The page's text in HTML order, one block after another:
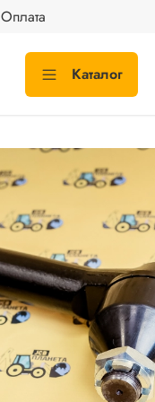
Оплата
Каталог